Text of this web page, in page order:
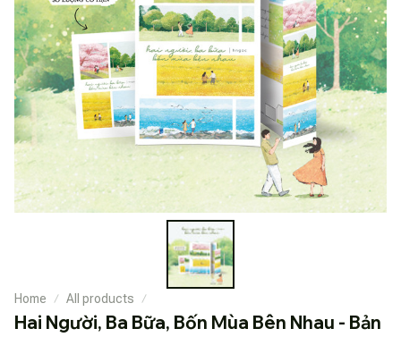
Home All products
Hai Người, Ba Bữa, Bốn Mùa Bên Nhau - Bản